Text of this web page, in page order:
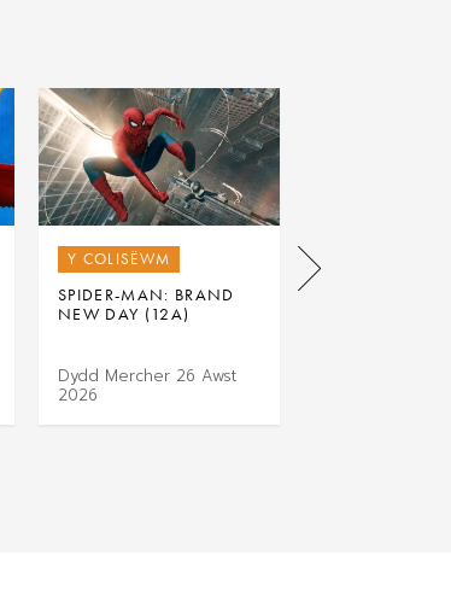
Y COLISËWM
SPIDER-MAN: BRAND
NEW DAY (12A)
Dydd Mercher 26 Awst
2026